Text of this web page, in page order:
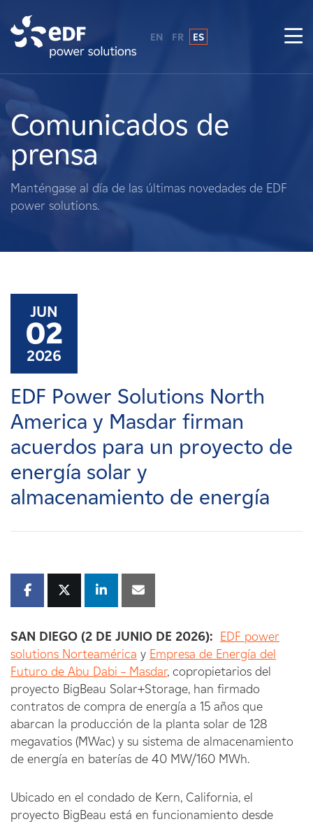
Sobre nosotros
Qué hacemos
Terratenientes
Carreras
Noticias
Contacte con
Afiliados
EN FR ES
Comunicados de
prensa
Manténgase al día de las últimas novedades de EDF
power solutions.
JUN
02
2026
EDF Power Solutions North
America y Masdar firman
acuerdos para un proyecto de
energía solar y
almacenamiento de energía
SAN DIEGO (2 DE JUNIO DE 2026): EDF power
solutions Norteamérica y Empresa de Energía del
Futuro de Abu Dabi – Masdar, copropietarios del
proyecto BigBeau Solar+Storage, han firmado
contratos de compra de energía a 15 años que
abarcan la producción de la planta solar de 128
megavatios (MWac) y su sistema de almacenamiento
de energía en baterías de 40 MW/160 MWh.
Ubicado en el condado de Kern, California, el
proyecto BigBeau está en funcionamiento desde